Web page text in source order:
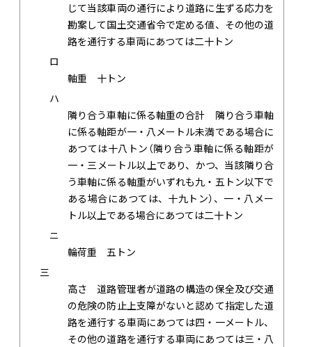
じて当該車両の通行により道路に生ずる応力を
勘案して国土交通省令で定める値、その他の道
路を通行する車両にあつては二十トン
ロ
軸重 十トン
ハ
隣り合う車軸に係る軸重の合計 隣り合う車軸
に係る軸距が一・八メートル未満である場合に
あつては十八トン（隣り合う車軸に係る軸距が
一・三メートル以上であり、かつ、当該隣り合
う車軸に係る軸重がいずれも九・五トン以下で
ある場合にあつては、十九トン）、一・八メー
トル以上である場合にあつては二十トン
ニ
輪荷重 五トン
三
高さ 道路管理者が道路の構造の保全及び交通
の危険の防止上支障がないと認めて指定した道
路を通行する車両にあつては四・一メートル、
その他の道路を通行する車両にあつては三・八